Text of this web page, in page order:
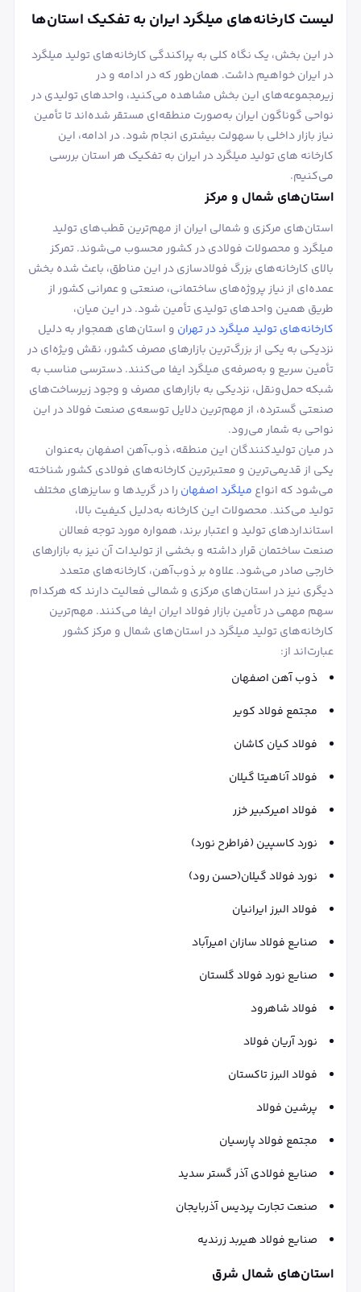
لیست کارخانه‌های میلگرد ایران به تفکیک استان‌ها
در این بخش، یک نگاه کلی به پراکندگی کارخانه‌های تولید میلگرد
در ایران خواهیم داشت. همان‌طور که در ادامه و در
زیرمجموعه‌های این بخش مشاهده می‌کنید، واحدهای تولیدی در
نواحی گوناگون ایران به‌صورت منطقه‌ای مستقر شده‌اند تا تأمین
نیاز بازار داخلی با سهولت بیشتری انجام شود. در ادامه، این
کارخانه های تولید میلگرد در ایران به تفکیک هر استان بررسی
می‌کنیم.
استان‌های شمال و مرکز
استان‌های مرکزی و شمالی ایران از مهم‌ترین قطب‌های تولید
میلگرد و محصولات فولادی در کشور محسوب می‌شوند. تمرکز
بالای کارخانه‌های بزرگ فولادسازی در این مناطق، باعث شده بخش
عمده‌ای از نیاز پروژه‌های ساختمانی، صنعتی و عمرانی کشور از
طریق همین واحدهای تولیدی تأمین شود. در این میان،
کارخانه‌های تولید میلگرد در تهران و استان‌های همجوار به دلیل
نزدیکی به یکی از بزرگ‌ترین بازارهای مصرف کشور، نقش ویژه‌ای در
تأمین سریع و به‌صرفه‌ی میلگرد ایفا می‌کنند. دسترسی مناسب به
شبکه حمل‌ونقل، نزدیکی به بازارهای مصرف و وجود زیرساخت‌های
صنعتی گسترده، از مهم‌ترین دلایل توسعه‌ی صنعت فولاد در این
نواحی به شمار می‌رود.
در میان تولیدکنندگان این منطقه، ذوب‌آهن اصفهان به‌عنوان
یکی از قدیمی‌ترین و معتبرترین کارخانه‌های فولادی کشور شناخته
می‌شود که انواع میلگرد اصفهان را در گریدها و سایزهای مختلف
تولید می‌کند. محصولات این کارخانه به‌دلیل کیفیت بالا،
استانداردهای تولید و اعتبار برند، همواره مورد توجه فعالان
صنعت ساختمان قرار داشته و بخشی از تولیدات آن نیز به بازارهای
خارجی صادر می‌شود. علاوه بر ذوب‌آهن، کارخانه‌های متعدد
دیگری نیز در استان‌های مرکزی و شمالی فعالیت دارند که هرکدام
سهم مهمی در تأمین بازار فولاد ایران ایفا می‌کنند. مهم‌ترین
کارخانه‌های تولید میلگرد در استان‌های شمال و مرکز کشور
عبارت‌اند از:
ذوب آهن اصفهان
مجتمع فولاد کویر
فولاد کیان کاشان
فولاد آناهیتا گیلان
فولاد امیرکبیر خزر
نورد کاسپین (فراطرح نورد)
نورد فولاد گیلان(حسن رود)
فولاد البرز ایرانیان
صنایع فولاد سازان امیرآباد
صنایع نورد فولاد گلستان
فولاد شاهرود
نورد آریان فولاد
فولاد البرز تاکستان
پرشین فولاد
مجتمع فولاد پارسیان
صنایع فولادی آذر گستر سدید
صنعت تجارت پردیس آذربایجان
صنایع فولاد هیربد زرندیه
استان‌های شمال شرق